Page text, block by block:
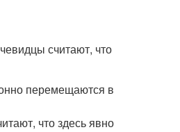
считают, что
перемещаются в
что здесь явно